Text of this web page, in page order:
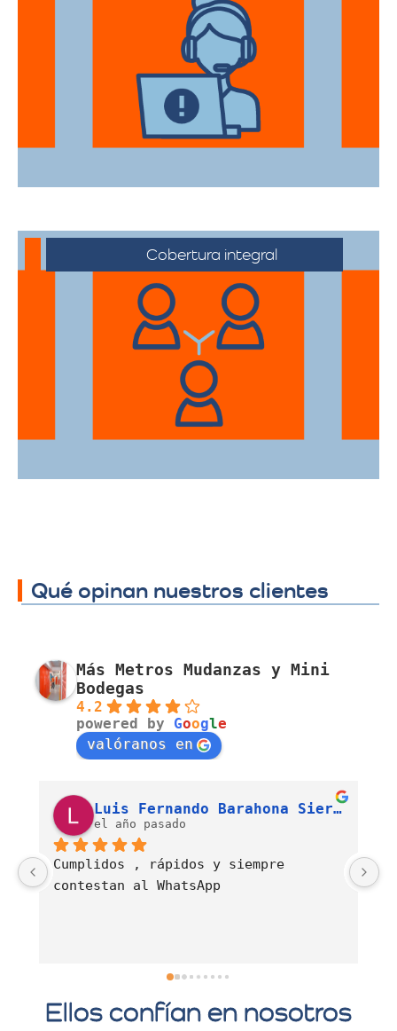
Nuestros asesores están a su disposición
para acompañarte en cada etapa del
proceso, asegurando que todas sus
necesidades sean atendidas.
Cobertura integral
Ofrecemos servicios de trasteos en toda
la ciudad de Valledupar, facilitando su
traslado a cualquier sector.
Qué opinan nuestros clientes
Más Metros Mudanzas y Mini
Bodegas
4.2
powered by Google
valóranos en
J. Alexandra Cortés H.
el año pasado
Es una empresa muy comprometida con
el servicio de mudanzas con calidad
Ellos confían en nosotros